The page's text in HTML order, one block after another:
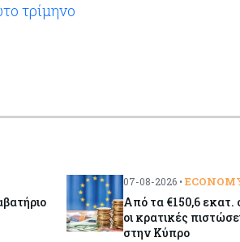
τρίμηνο
07-08-2026 •
Από τα €150,6 εκατ.
οι κρατικές
στην Κύπρο